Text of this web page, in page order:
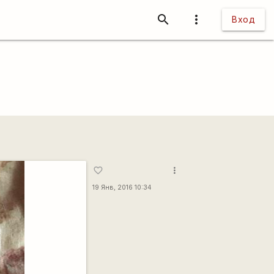
more_vert Вход
search
favorite_border
19 Янв, 2016 10:34
more_vert